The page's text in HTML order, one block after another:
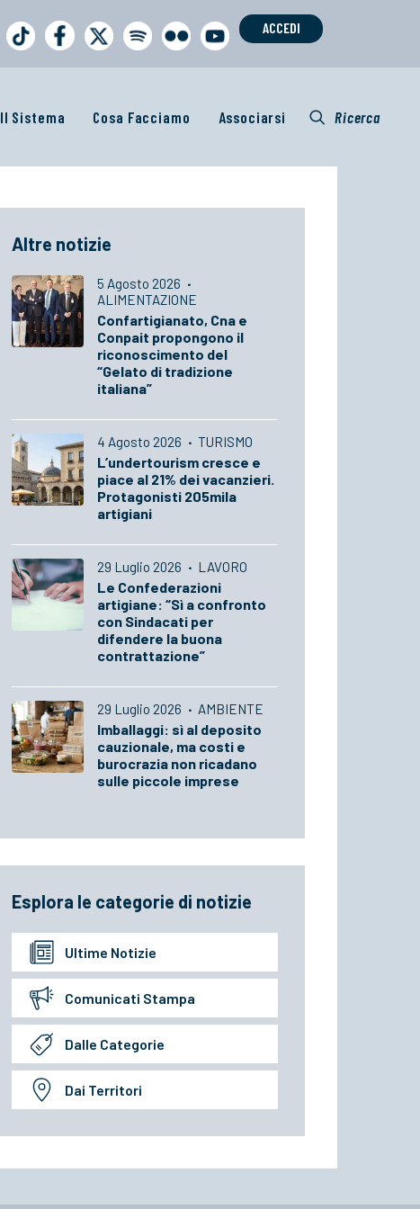
ACCEDI
Il Sistema Cosa Facciamo Associarsi Ricerca
Altre notizie
5 Agosto 2026 ·
ALIMENTAZIONE
Confartigianato, Cna e
Conpait propongono il
riconoscimento del
“Gelato di tradizione
italiana”
4 Agosto 2026 · TURISMO
L’undertourism cresce e
piace al 21% dei vacanzieri.
Protagonisti 205mila
artigiani
29 Luglio 2026 · LAVORO
Le Confederazioni
artigiane: “Sì a confronto
con Sindacati per
difendere la buona
contrattazione”
29 Luglio 2026 · AMBIENTE
Imballaggi: sì al deposito
cauzionale, ma costi e
burocrazia non ricadano
sulle piccole imprese
Esplora le categorie di notizie
Ultime Notizie
Comunicati Stampa
Dalle Categorie
Dai Territori